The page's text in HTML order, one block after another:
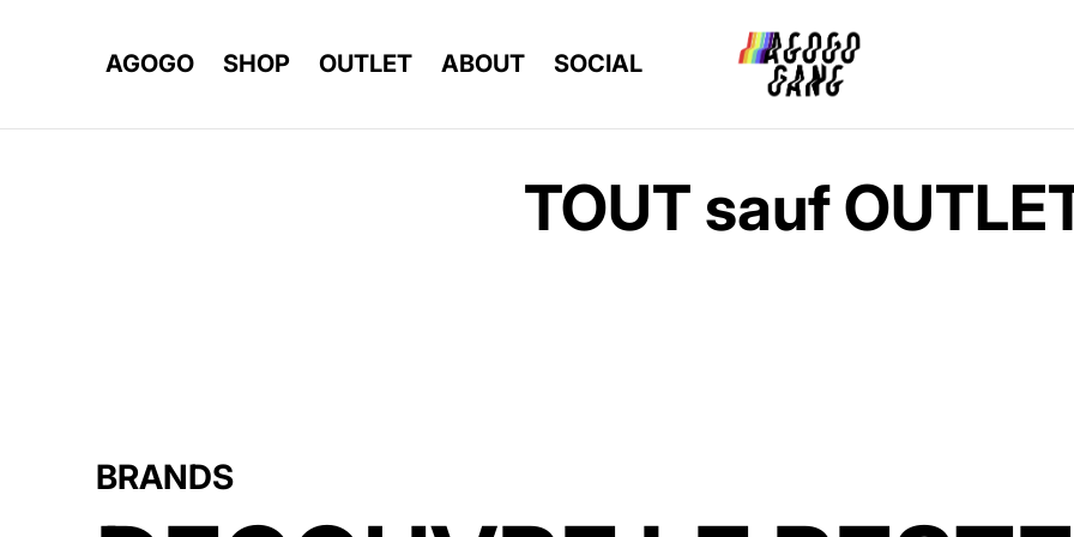
AGOGO SHOP OUTLET ABOUT SOCIAL
TOUT sauf
BRANDS